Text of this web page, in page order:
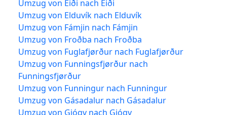
Umzug von Eiði nach Eiði
Umzug von Elduvík nach Elduvík
Umzug von Fámjin nach Fámjin
Umzug von Froðba nach Froðba
Umzug von Fuglafjørður nach Fuglafjørður
Umzug von Funningsfjørður nach
Funningsfjørður
Umzug von Funningur nach Funningur
Umzug von Gásadalur nach Gásadalur
Umzug von Gjógv nach Gjógv